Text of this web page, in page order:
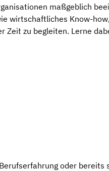
maßgeblich
wirtschaftliches Know-
zu begleiten. Lerne
oder